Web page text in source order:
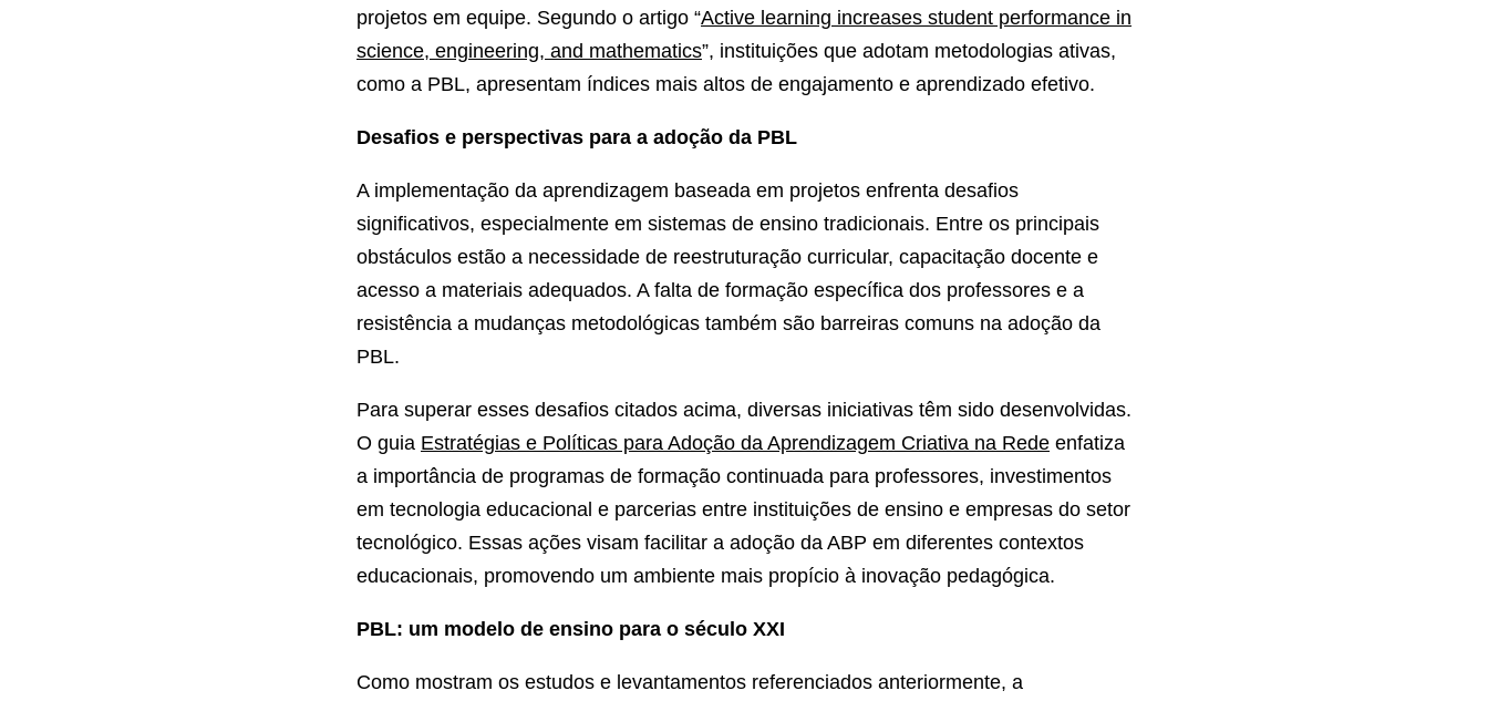
projetos em equipe. Segundo o artigo “Active learning increases student performance in
science, engineering, and mathematics”, instituições que adotam metodologias ativas,
como a PBL, apresentam índices mais altos de engajamento e aprendizado efetivo.
Desafios e perspectivas para a adoção da PBL
A implementação da aprendizagem baseada em projetos enfrenta desafios
significativos, especialmente em sistemas de ensino tradicionais. Entre os principais
obstáculos estão a necessidade de reestruturação curricular, capacitação docente e
acesso a materiais adequados. A falta de formação específica dos professores e a
resistência a mudanças metodológicas também são barreiras comuns na adoção da
PBL.
Para superar esses desafios citados acima, diversas iniciativas têm sido desenvolvidas.
O guia Estratégias e Políticas para Adoção da Aprendizagem Criativa na Rede enfatiza
a importância de programas de formação continuada para professores, investimentos
em tecnologia educacional e parcerias entre instituições de ensino e empresas do setor
tecnológico. Essas ações visam facilitar a adoção da ABP em diferentes contextos
educacionais, promovendo um ambiente mais propício à inovação pedagógica.
PBL: um modelo de ensino para o século XXI
Como mostram os estudos e levantamentos referenciados anteriormente, a